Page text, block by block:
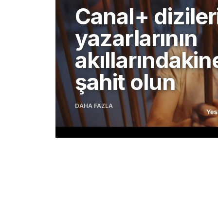
Canal+ dizileri
yazarlarının
akıllarındakine
şahit olun
DAHA FAZLA